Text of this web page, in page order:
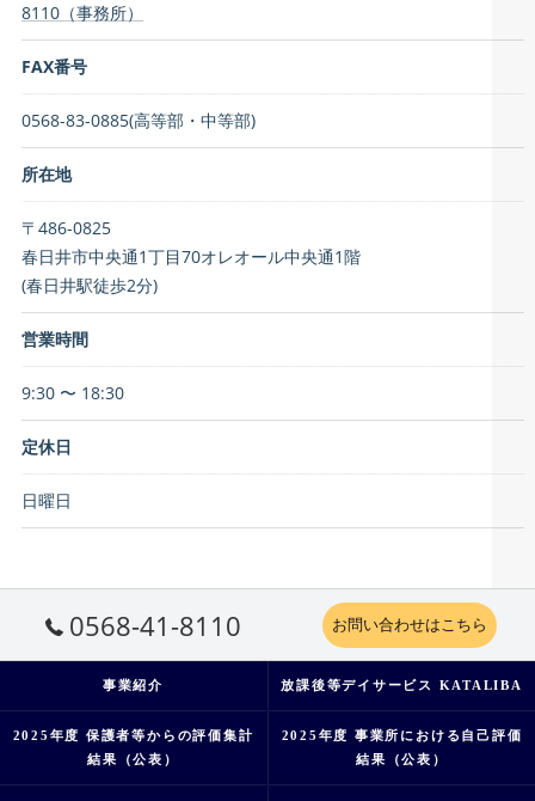
8110（事務所）
FAX番号
0568-83-0885(高等部・中等部)
所在地
〒486-0825
春日井市中央通1丁目70オレオール中央通1階
(春日井駅徒歩2分)
営業時間
9:30 〜 18:30
定休日
日曜日
0568-41-8110 お問い合わせはこちら
事業紹介 放課後等デイサービス KATALIBA
2025年度 保護者等からの評価集計
結果（公表）
2025年度 事業所における自己評価
結果（公表）